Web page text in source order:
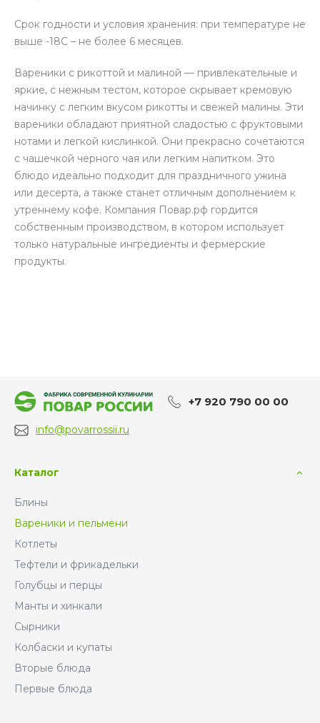
Срок годности и условия хранения: при температуре не
выше -18С – не более 6 месяцев.
Вареники с рикоттой и малиной — привлекательные и
яркие, с нежным тестом, которое скрывает кремовую
начинку с легким вкусом рикотты и свежей малины. Эти
вареники обладают приятной сладостью с фруктовыми
нотами и легкой кислинкой. Они прекрасно сочетаются
с чашечкой черного чая или легким напитком. Это
блюдо идеально подходит для праздничного ужина
или десерта, а также станет отличным дополнением к
утреннему кофе. Компания Повар.рф гордится
собственным производством, в котором использует
только натуральные ингредиенты и фермерские
продукты.
+7 920 790 00 00
info@povarrossii.ru
Каталог
Блины
Вареники и пельмени
Котлеты
Тефтели и фрикадельки
Голубцы и перцы
Манты и хинкали
Сырники
Колбаски и купаты
Вторые блюда
Первые блюда